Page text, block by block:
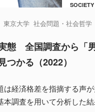
SOCIETY
東京大学 社会問題・社会哲学
態 全国調査から「
つかる（2022）
は経済格差を指摘する声
本調査を用いて分析した